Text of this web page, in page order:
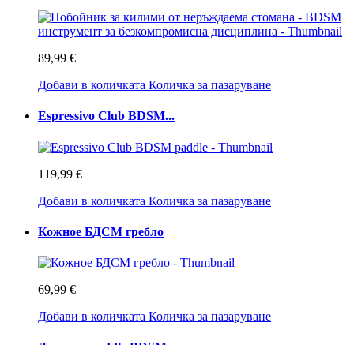
89,99 €
Добави в количката Количка за пазаруване
Espressivo Club BDSM...
119,99 €
Добави в количката Количка за пазаруване
Кожное БДСМ гребло
69,99 €
Добави в количката Количка за пазаруване